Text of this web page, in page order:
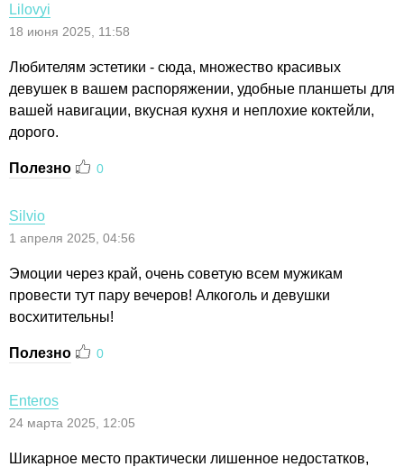
Lilovyi
18 июня 2025, 11:58
Любителям эстетики - сюда, множество красивых
девушек в вашем распоряжении, удобные планшеты для
вашей навигации, вкусная кухня и неплохие коктейли,
дорого.
Полезно 0
Silvio
1 апреля 2025, 04:56
Эмоции через край, очень советую всем мужикам
провести тут пару вечеров! Алкоголь и девушки
восхитительны!
Полезно 0
Enteros
24 марта 2025, 12:05
Шикарное место практически лишенное недостатков,